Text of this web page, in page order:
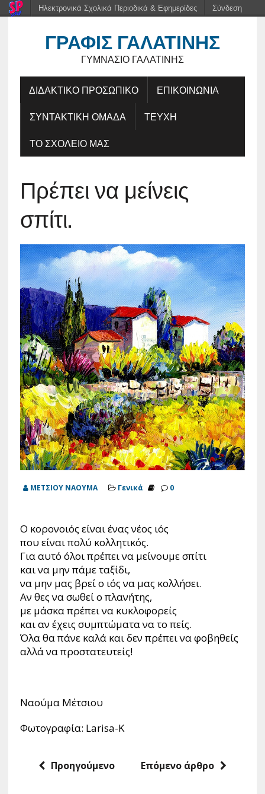
ΓΡΑΦΊΣ ΓΑΛΑΤΙΝΉΣ
ΓΥΜΝΆΣΙΟ ΓΑΛΑΤΙΝΉΣ
ΔΙΔΑΚΤΙΚΟ ΠΡΟΣΩΠΙΚΟ
ΕΠΙΚΟΙΝΩΝΙΑ
ΣΥΝΤΑΚΤΙΚΗ ΟΜΑΔΑ
ΤΕΥΧΗ
ΤΟ ΣΧΟΛΕΙΟ ΜΑΣ
Πρέπει να μείνεις
σπίτι.
ΜΕΤΣΙΟΥ ΝΑΟΥΜΑ Γενικά 0
Ο κορονοιός είναι ένας νέος ιός
που είναι πολύ κολλητικός.
Για αυτό όλοι πρέπει να μείνουμε σπίτι
και να μην πάμε ταξίδι,
να μην μας βρεί ο ιός να μας κολλήσει.
Αν θες να σωθεί ο πλανήτης,
με μάσκα πρέπει να κυκλοφορείς
και αν έχεις συμπτώματα να το πείς.
Όλα θα πάνε καλά και δεν πρέπει να φοβηθείς
αλλά να προστατευτείς!
Ναούμα Μέτσιου
Φωτογραφία: Larisa-K
Προηγούμενο Επόμενο άρθρο
Ηλεκτρονικά Σχολικά Περιοδικά & Εφημερίδες Σύνδεση